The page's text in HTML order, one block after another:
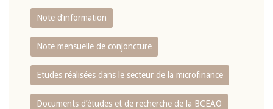
Note d’information
Note mensuelle de conjoncture
Etudes réalisées dans le secteur de la microfinance
Documents d’études et de recherche de la BCEAO